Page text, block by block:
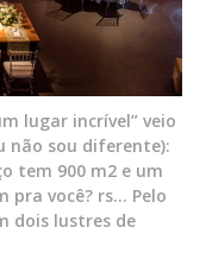
lugar incrível” veio
não sou diferente):
tem 900 m2 e um
pra você? rs… Pelo
dois lustres de